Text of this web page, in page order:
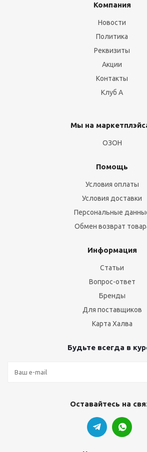
Компания
Новости
Политика
Реквизиты
Акции
Контакты
Клуб А
Мы на
ОЗОН
Помощь
Условия оплаты
Условия доставки
Персональные
Обмен возврат
Информация
Статьи
Вопрос-ответ
Бренды
Для поставщиков
Карта Халва
Будьте всегда в
Оставайтесь на